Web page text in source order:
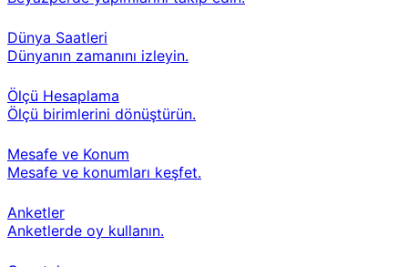
Dünya Saatleri
Dünyanın zamanını izleyin.
Ölçü Hesaplama
Ölçü birimlerini dönüştürün.
Mesafe ve Konum
Mesafe ve konumları keşfet.
Anketler
Anketlerde oy kullanın.